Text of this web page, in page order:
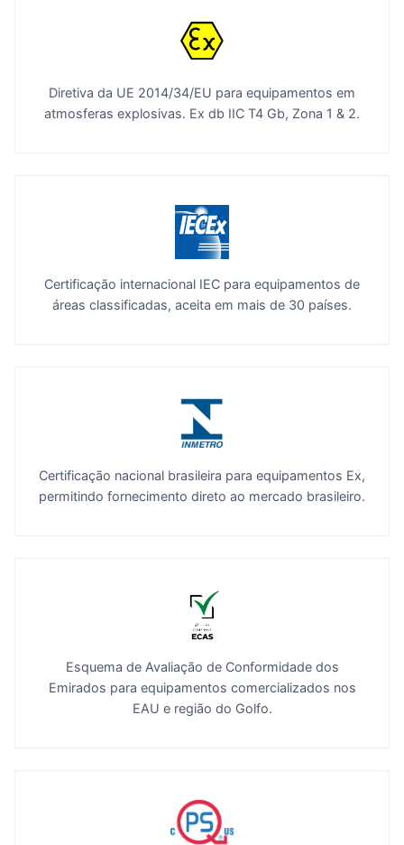
Diretiva da UE 2014/34/EU para equipamentos em
atmosferas explosivas. Ex db IIC T4 Gb, Zona 1 & 2.
Certificação internacional IEC para equipamentos de
áreas classificadas, aceita em mais de 30 países.
Certificação nacional brasileira para equipamentos Ex,
permitindo fornecimento direto ao mercado brasileiro.
Esquema de Avaliação de Conformidade dos
Emirados para equipamentos comercializados nos
EAU e região do Golfo.